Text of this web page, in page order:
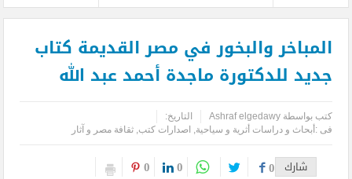
المباخر والبخور في مصر القديمة كتاب
جديد للدكتورة ماجدة أحمد عبد الله
كتب بواسطةAshraf elgedawy
التاريخ:
فى : أبحاث و دراسات أثرية و سياحية اصدارات كتب ,ثقافة مصر و آثار
شارك 0
0
0